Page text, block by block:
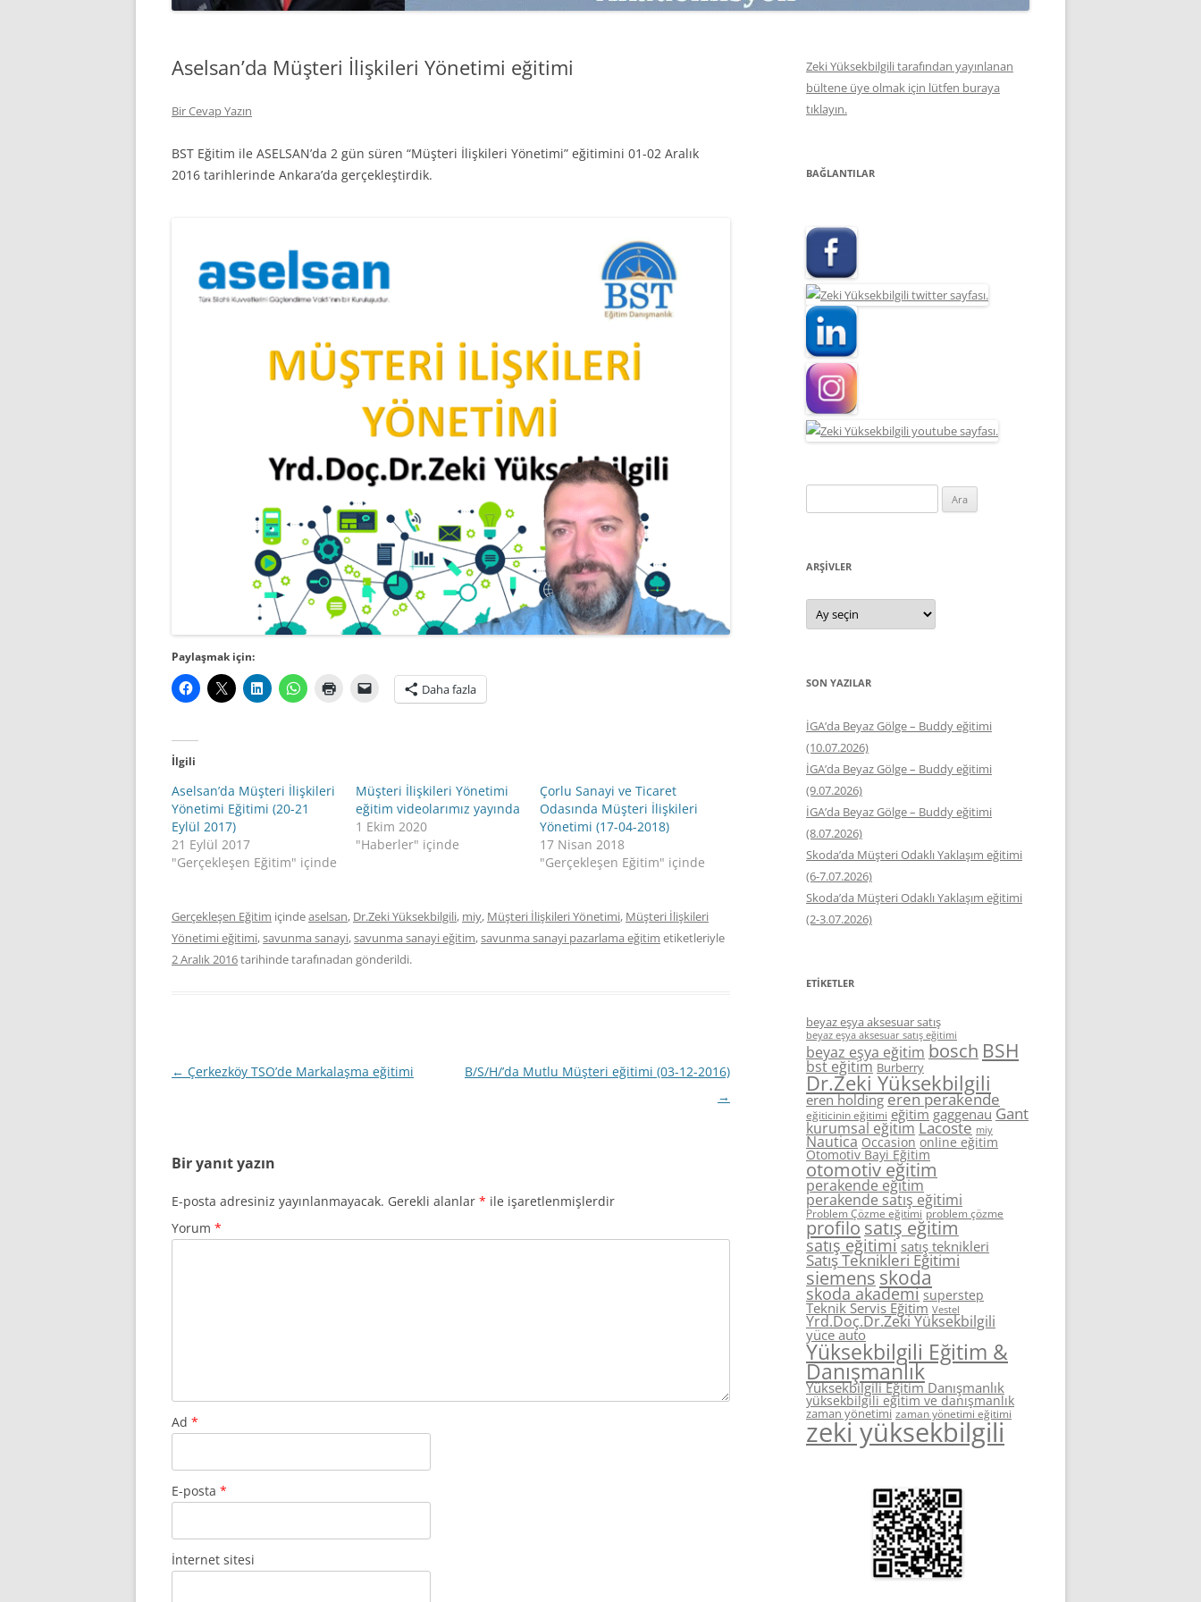
HIZLI MODA TÜKETICILERININ
PAZARLAMADA YENI USTALIK
PAZARLAMA TEMELLERI
PAZARLAMA MUCIZE DEĞILDIR
PAZARLAMA CANAVARI
SATMAK
Aselsan’da Müşteri İlişkileri Yönetimi eğitimi
Bir Cevap Yazın
BST Eğitim ile ASELSAN’da 2 gün süren “Müşteri İlişkileri Yönetimi” eğitimini 01-02 Aralık
2016 tarihlerinde Ankara’da gerçekleştirdik.
Paylaşmak için:
Daha fazla
İlgili
Aselsan’da Müşteri İlişkileri
Yönetimi Eğitimi (20-21
Eylül 2017)
21 Eylül 2017
"Gerçekleşen Eğitim" içinde
Müşteri İlişkileri Yönetimi
eğitim videolarımız yayında
1 Ekim 2020
"Haberler" içinde
Çorlu Sanayi ve Ticaret
Odasında Müşteri İlişkileri
Yönetimi (17-04-2018)
17 Nisan 2018
"Gerçekleşen Eğitim" içinde
Gerçekleşen Eğitim içindeaselsan, Dr.Zeki Yüksekbilgili, miy, Müşteri İlişkileri Yönetimi, Müşteri İlişkileri
Yönetimi eğitimi,savunma sanayi,savunma sanayi eğitim,savunma sanayi pazarlama eğitim etiketleriyle
2 Aralık 2016tarihindetarafınadan gönderildi.
Yazı
← Çerkezköy TSO’de Markalaşma eğitimi
B/S/H/’da Mutlu Müşteri eğitimi (03-12-2016)
→
Bir yanıt yazın
E-posta adresiniz yayınlanmayacak. Gerekli alanlar * ile işaretlenmişlerdir
Yorum *
Ad *
E-posta *
İnternet sitesi
Zeki Yüksekbilgili tarafından yayınlanan
bültene üye olmak için lütfen buraya
tıklayın.
BAĞLANTILAR
ARŞIVLER
Arşivler
SON YAZILAR
İGA’da Beyaz Gölge – Buddy eğitimi
(10.07.2026)
İGA’da Beyaz Gölge – Buddy eğitimi
(9.07.2026)
İGA’da Beyaz Gölge – Buddy eğitimi
(8.07.2026)
Skoda’da Müşteri Odaklı Yaklaşım eğitimi
(6-7.07.2026)
Skoda’da Müşteri Odaklı Yaklaşım eğitimi
(2-3.07.2026)
ETIKETLER
beyaz eşya aksesuar satış
beyaz eşya aksesuar satış eğitimi
beyaz eşya eğitim bosch BSH
bst eğitim Burberry
Dr.Zeki Yüksekbilgili
eren holding eren perakende
eğiticinin eğitimi eğitim gaggenau Gant
kurumsal eğitim Lacoste miy
Nautica Occasion online eğitim
Otomotiv Bayi Eğitim
otomotiv eğitim
perakende eğitim
perakende satış eğitimi
Problem Çözme eğitimi problem çözme
profilo satış eğitim
satış eğitimi satış teknikleri
Satış Teknikleri Eğitimi
siemens skoda
skoda akademi superstep
Teknik Servis Eğitim Vestel
Yrd.Doç.Dr.Zeki Yüksekbilgili
yüce auto
Yüksekbilgili Eğitim &
Danışmanlık
Yüksekbilgili Eğitim Danışmanlık
yüksekbilgili eğitim ve danışmanlık
zaman yönetimi zaman yönetimi eğitimi
zeki yüksekbilgili